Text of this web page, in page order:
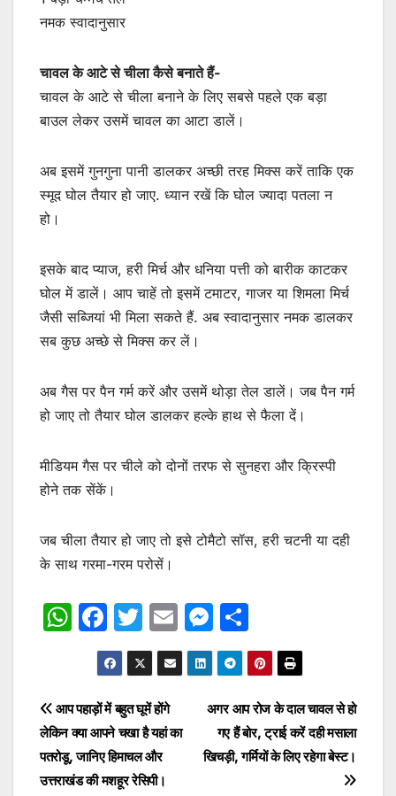
नमक स्वादानुसार
चावल के आटे से चीला कैसे बनाते हैं-
चावल के आटे से चीला बनाने के लिए सबसे पहले एक बड़ा
बाउल लेकर उसमें चावल का आटा डालें।
अब इसमें गुनगुना पानी डालकर अच्छी तरह मिक्स करें ताकि एक
स्मूद घोल तैयार हो जाए. ध्यान रखें कि घोल ज्यादा पतला न
हो।
इसके बाद प्याज, हरी मिर्च और धनिया पत्ती को बारीक काटकर
घोल में डालें। आप चाहें तो इसमें टमाटर, गाजर या शिमला मिर्च
जैसी सब्जियां भी मिला सकते हैं. अब स्वादानुसार नमक डालकर
सब कुछ अच्छे से मिक्स कर लें।
अब गैस पर पैन गर्म करें और उसमें थोड़ा तेल डालें। जब पैन गर्म
हो जाए तो तैयार घोल डालकर हल्के हाथ से फैला दें।
मीडियम गैस पर चीले को दोनों तरफ से सुनहरा और क्रिस्पी
होने तक सेंकें।
जब चीला तैयार हो जाए तो इसे टोमैटो सॉस, हरी चटनी या दही
के साथ गरमा-गरम परोसें।
W
s
A
p
p
F
a
c
e
b
o
o
T
w
itt
er
E
m
ai
M
e
s
s
e
n
h
ar
e
Post
navigation
अगर आप रोज के दाल चावल से हो
गए हैं बोर, ट्राई करें दही मसाला
खिचड़ी, गर्मियों के लिए रहेगा बेस्ट।
आप पहाड़ों में बहुत घूमें होंगे
लेकिन क्या आपने चखा है यहां का
पतरोडू, जानिए हिमाचल और
उत्तराखंड की मशहूर रेसिपी।